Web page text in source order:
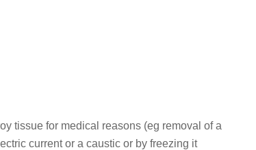
tissue for medical reasons (eg removal of a
current or a caustic or by freezing it